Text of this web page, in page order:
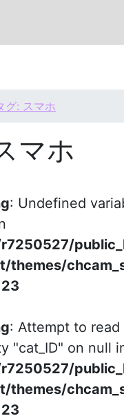
グ: スマホ
マホ
: Undefined
themes/
23
: Attempt to read
"cat_ID" on null
themes/
23